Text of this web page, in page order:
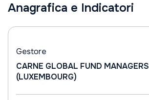
Anagrafica e Indicatori
Gestore
CARNE GLOBAL FUND MANAGERS
(LUXEMBOURG)